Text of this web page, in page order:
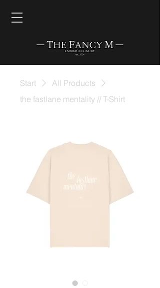
Start
All Products
the fastlane mentality // T-Shirt